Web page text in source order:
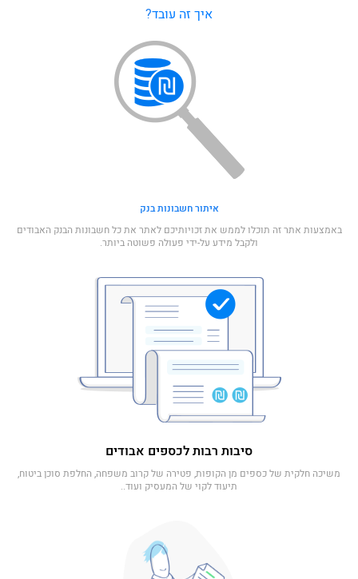
איך זה עובד?
איתור חשבונות בנק
באמצעות אתר זה תוכלו לממש את זכויותיכם לאתר את כל חשבונות הבנק האבודים
ולקבל מידע על-ידי פעולה פשוטה ביותר.
סיבות רבות לכספים אבודים
משיכה חלקית של כספים מן הקופות, פטירה של קרוב משפחה, החלפת סוכן ביטוח,
תיעוד לקוי של המעסיק ועוד..